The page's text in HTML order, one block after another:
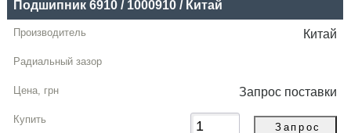
Название
Производитель
Радиальный
грн
Подшипник 6910 / 1000910 / Китай
Китай
Запрос поставки